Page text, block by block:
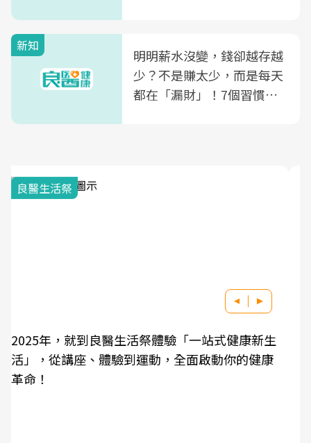
新知
明明薪水沒變，錢卻越存越
少？不是賺太少，而是每天
都在「漏財」！7個習慣一
我與健康韌性的距離
良醫健康網從「換季的身體變化」出發，透過醫
學觀點與日常感受的對話，建立對亞健康的認
知，進而引導實際的改善行動。